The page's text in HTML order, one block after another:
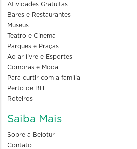
Atividades Gratuitas
Bares e Restaurantes
Museus
Teatro e Cinema
Parques e Praças
Ao ar livre e Esportes
Compras e Moda
Para curtir com a familia
Perto de BH
Roteiros
Saiba Mais
Sobre a Belotur
Contato